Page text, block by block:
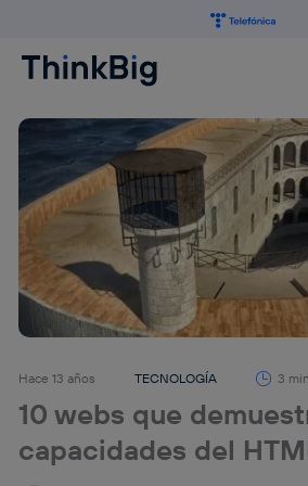
Hace 13 años TECNOLOGÍA 3 min
10 webs que
capacidades del